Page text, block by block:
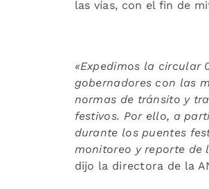
las vías, con el fin de
«Expedimos la circular
gobernadores con las
normas de tránsito y
festivos. Por ello, a
durante los puentes
monitoreo y reporte de
dijo la directora de la